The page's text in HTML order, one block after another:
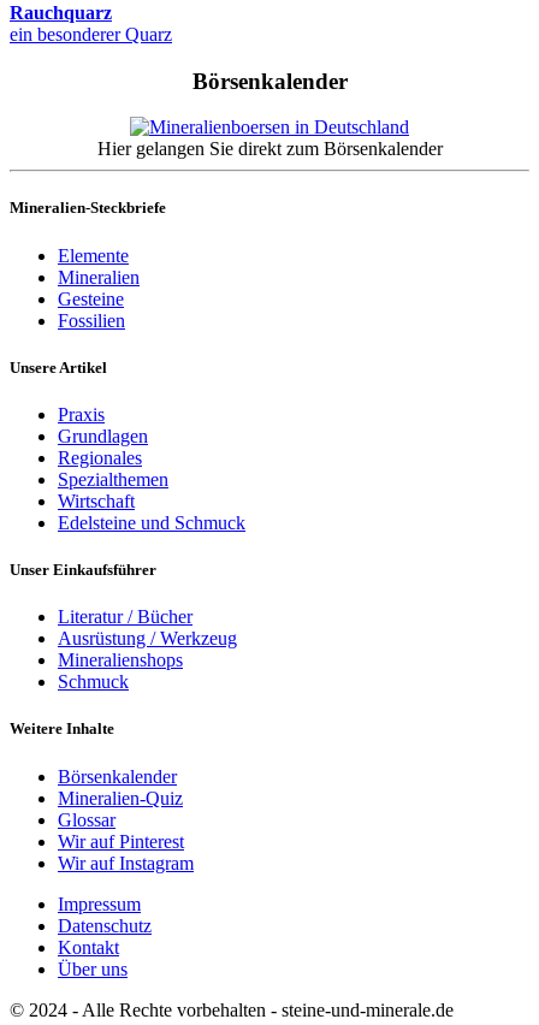
Rauchquarz
ein besonderer Quarz
Börsenkalender
Hier gelangen Sie direkt zum Börsenkalender
Mineralien-Steckbriefe
Elemente
Mineralien
Gesteine
Fossilien
Unsere Artikel
Praxis
Grundlagen
Regionales
Spezialthemen
Wirtschaft
Edelsteine und Schmuck
Unser Einkaufsführer
Literatur / Bücher
Ausrüstung / Werkzeug
Mineralienshops
Schmuck
Weitere Inhalte
Börsenkalender
Mineralien-Quiz
Glossar
Wir auf Pinterest
Wir auf Instagram
Impressum
Datenschutz
Kontakt
Über uns
© 2024 - Alle Rechte vorbehalten - steine-und-minerale.de